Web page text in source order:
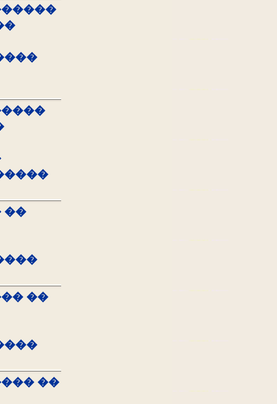
��
��
��